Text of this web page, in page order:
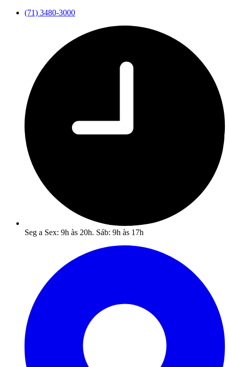
(71) 3480-3000
Seg a Sex: 9h às 20h. Sáb: 9h às 17h